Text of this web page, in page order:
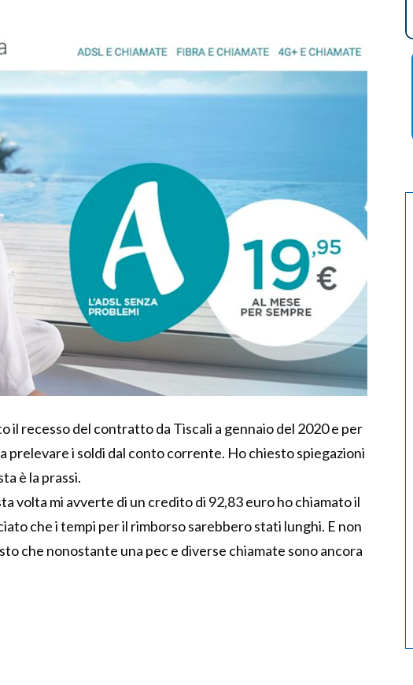
il recesso del contratto da Tiscali a gennaio del 2020 e per
prelevare i soldi dal conto corrente. Ho chiesto spiegazioni
è la prassi.
volta mi avverte di un credito di 92,83 euro ho chiamato il
che i tempi per il rimborso sarebbero stati lunghi. E non
che nonostante una pec e diverse chiamate sono ancora